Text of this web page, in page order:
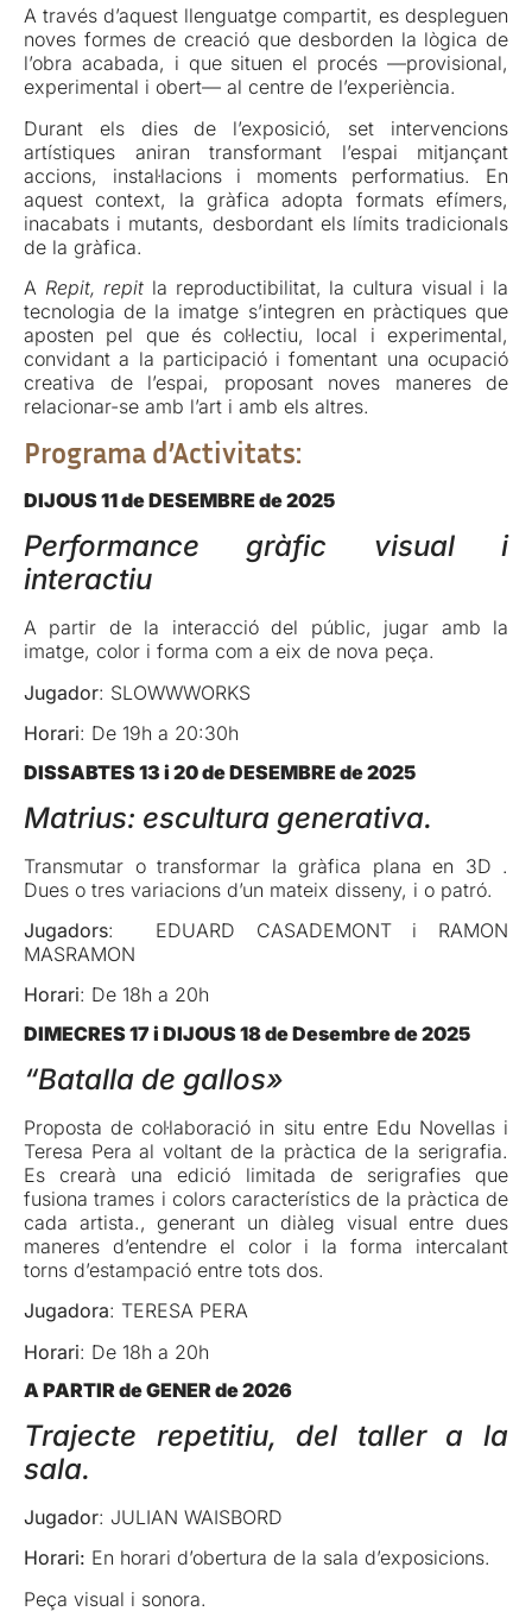
A través d’aquest llenguatge compartit, es despleguen
noves formes de creació que desborden la lògica de
l’obra acabada, i que situen el procés —provisional,
experimental i obert— al centre de l’experiència.
Durant els dies de l’exposició, set intervencions
artístiques aniran transformant l’espai mitjançant
accions, instal·lacions i moments performatius. En
aquest context, la gràfica adopta formats efímers,
inacabats i mutants, desbordant els límits tradicionals
de la gràfica.
A Repit, repit la reproductibilitat, la cultura visual i la
tecnologia de la imatge s’integren en pràctiques que
aposten pel que és col·lectiu, local i experimental,
convidant a la participació i fomentant una ocupació
creativa de l’espai, proposant noves maneres de
relacionar-se amb l’art i amb els altres.
Programa d’Activitats:
DIJOUS 11 de DESEMBRE de 2025
Performance gràfic visual i
interactiu
A partir de la interacció del públic, jugar amb la
imatge, color i forma com a eix de nova peça.
Jugador: SLOWWWORKS
Horari: De 19h a 20:30h
DISSABTES 13 i 20 de DESEMBRE de 2025
Matrius: escultura generativa.
Transmutar o transformar la gràfica plana en 3D .
Dues o tres variacions d’un mateix disseny, i o patró.
Jugadors: EDUARD CASADEMONT i RAMON
MASRAMON
Horari: De 18h a 20h
DIMECRES 17 i DIJOUS 18 de Desembre de 2025
“Batalla de gallos»
Proposta de col·laboració in situ entre Edu Novellas i
Teresa Pera al voltant de la pràctica de la serigrafia.
Es crearà una edició limitada de serigrafies que
fusiona trames i colors característics de la pràctica de
cada artista., generant un diàleg visual entre dues
maneres d’entendre el color i la forma intercalant
torns d’estampació entre tots dos.
Jugadora: TERESA PERA
Horari: De 18h a 20h
A PARTIR de GENER de 2026
Trajecte repetitiu, del taller a la
sala.
Jugador: JULIAN WAISBORD
Horari: En horari d’obertura de la sala d’exposicions.
Peça visual i sonora.